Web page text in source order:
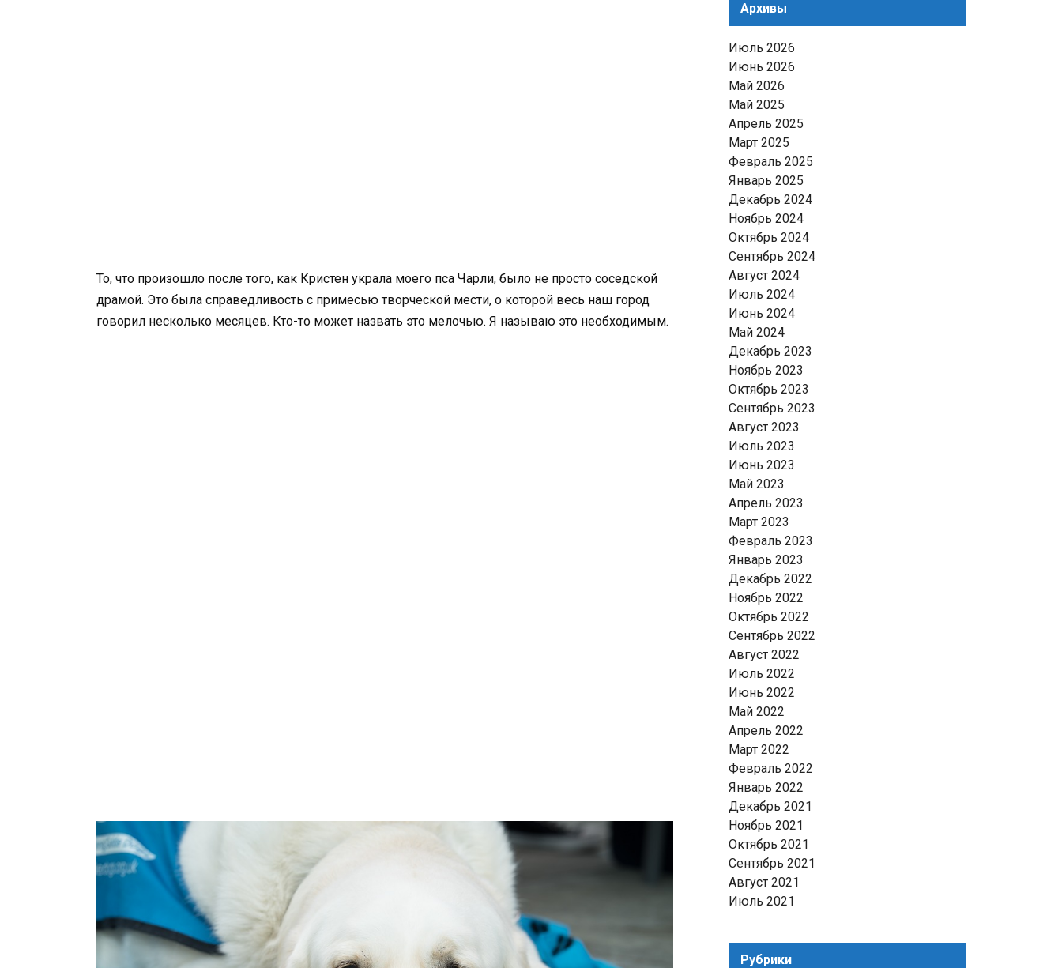
То, что произошло после того, как Кристен украла моего пса Чарли, было не просто соседской
драмой. Это была справедливость с примесью творческой мести, о которой весь наш город
говорил несколько месяцев. Кто-то может назвать это мелочью. Я называю это необходимым.
Архивы
Июль 2026
Июнь 2026
Май 2026
Май 2025
Апрель 2025
Март 2025
Февраль 2025
Январь 2025
Декабрь 2024
Ноябрь 2024
Октябрь 2024
Сентябрь 2024
Август 2024
Июль 2024
Июнь 2024
Май 2024
Декабрь 2023
Ноябрь 2023
Октябрь 2023
Сентябрь 2023
Август 2023
Июль 2023
Июнь 2023
Май 2023
Апрель 2023
Март 2023
Февраль 2023
Январь 2023
Декабрь 2022
Ноябрь 2022
Октябрь 2022
Сентябрь 2022
Август 2022
Июль 2022
Июнь 2022
Май 2022
Апрель 2022
Март 2022
Февраль 2022
Январь 2022
Декабрь 2021
Ноябрь 2021
Октябрь 2021
Сентябрь 2021
Август 2021
Июль 2021
Рубрики